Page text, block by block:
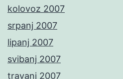
kolovoz 2007
srpanj 2007
lipanj 2007
svibanj 2007
travanj 2007